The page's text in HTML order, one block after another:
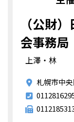
（公財
会事務局
上澤・林
札幌市中